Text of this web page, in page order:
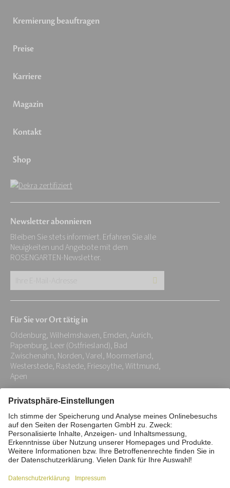
Kremierung beauftragen
Preise
Karriere
Magazin
Kontakt
Shop
Newsletter abonnieren
Bleiben Sie stets informiert. Erfahren Sie alle
Neuigkeiten und Angebote mit dem
ROSENGARTEN-Newsletter.
Adresse:
*
Für Sie vor Ort tätig in
Oldenburg, Wilhelmshaven, Emden, Aurich,
Papenburg, Leer (Ostfriesland), Bad
Zwischenahn, Norden, Varel, Moormerland,
Westerstede, Rastede, Friesoythe, Wittmund,
Apen
Impressum Datenschutz
Stiftung
Interne Meldestelle
Zahlungsmittel
Barrierefreiheitserklärung
Vertrag widerrufen